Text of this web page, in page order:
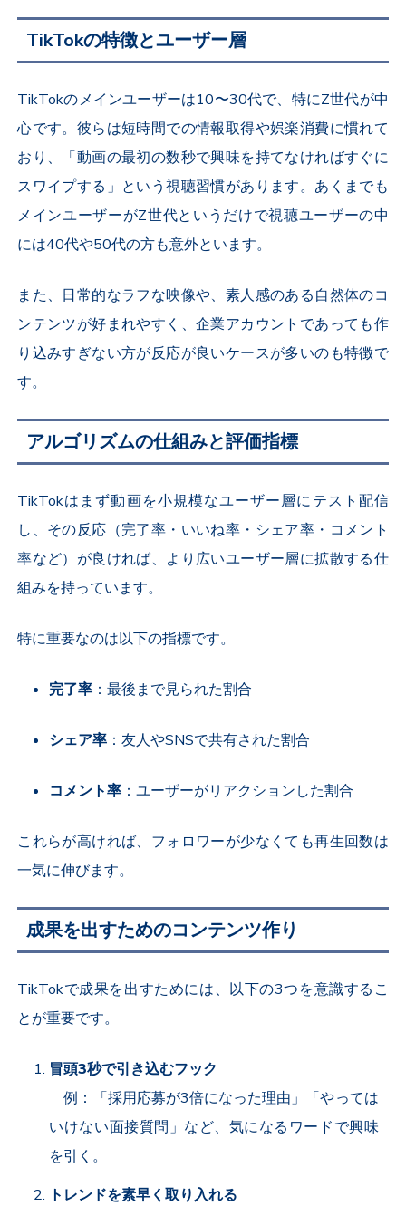
TikTokの特徴とユーザー層
TikTokのメインユーザーは10〜30代で、特にZ世代が中
心です。彼らは短時間での情報取得や娯楽消費に慣れて
おり、「動画の最初の数秒で興味を持てなければすぐに
スワイプする」という視聴習慣があります。あくまでも
メインユーザーがZ世代というだけで視聴ユーザーの中
には40代や50代の方も意外といます。
また、日常的なラフな映像や、素人感のある自然体のコ
ンテンツが好まれやすく、企業アカウントであっても作
り込みすぎない方が反応が良いケースが多いのも特徴で
す。
アルゴリズムの仕組みと評価指標
TikTokはまず動画を小規模なユーザー層にテスト配信
し、その反応（完了率・いいね率・シェア率・コメント
率など）が良ければ、より広いユーザー層に拡散する仕
組みを持っています。
特に重要なのは以下の指標です。
完了率 ：最後まで見られた割合
シェア率 ：友人やSNSで共有された割合
コメント率 ：ユーザーがリアクションした割合
これらが高ければ、フォロワーが少なくても再生回数は
一気に伸びます。
成果を出すためのコンテンツ作り
TikTokで成果を出すためには、以下の3つを意識するこ
とが重要です。
冒頭3秒で引き込むフック
例：「採用応募が3倍になった理由」「やっては
いけない面接質問」など、気になるワードで興味
を引く。
トレンドを素早く取り入れる